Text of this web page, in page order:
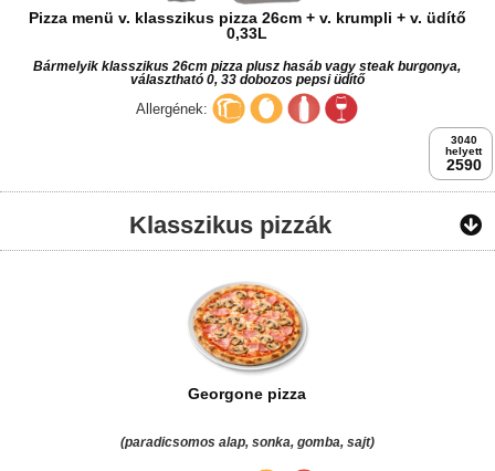
Pizza menü v. klasszikus pizza 26cm + v. krumpli + v. üdítő
0,33L
Bármelyik klasszikus 26cm pizza plusz hasáb vagy steak burgonya,
választható 0, 33 dobozos pepsi üdítő
Allergének:
3040
helyett
2590
Klasszikus pizzák
Georgone pizza
(paradicsomos alap, sonka, gomba, sajt)